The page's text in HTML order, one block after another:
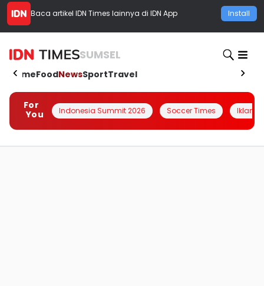
Baca artikel IDN Times lainnya di IDN App Install
SUMSEL
HomeFoodNewsSportTravel
For
You
Indonesia Summit 2026 Soccer Times Iklanin